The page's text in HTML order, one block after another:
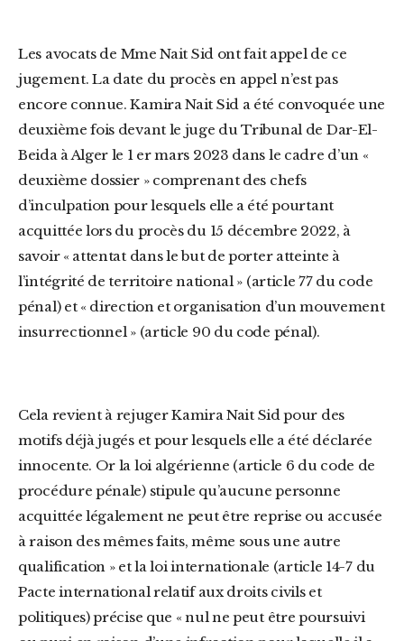
Les avocats de Mme Nait Sid ont fait appel de ce
jugement. La date du procès en appel n’est pas
encore connue. Kamira Nait Sid a été convoquée une
deuxième fois devant le juge du Tribunal de Dar-El-
Beida à Alger le 1 er mars 2023 dans le cadre d’un «
deuxième dossier » comprenant des chefs
d’inculpation pour lesquels elle a été pourtant
acquittée lors du procès du 15 décembre 2022, à
savoir « attentat dans le but de porter atteinte à
l’intégrité de territoire national » (article 77 du code
pénal) et « direction et organisation d’un mouvement
insurrectionnel » (article 90 du code pénal).
Cela revient à rejuger Kamira Nait Sid pour des
motifs déjà jugés et pour lesquels elle a été déclarée
innocente. Or la loi algérienne (article 6 du code de
procédure pénale) stipule qu’aucune personne
acquittée légalement ne peut être reprise ou accusée
à raison des mêmes faits, même sous une autre
qualification » et la loi internationale (article 14-7 du
Pacte international relatif aux droits civils et
politiques) précise que « nul ne peut être poursuivi